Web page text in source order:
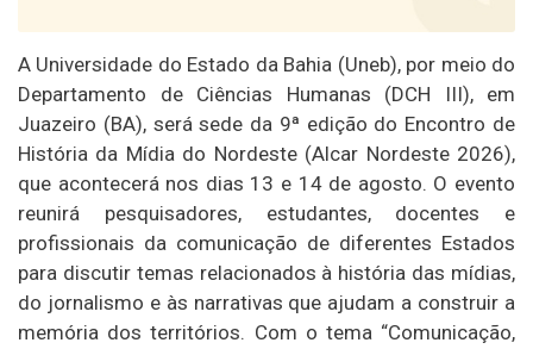
A Universidade do Estado da Bahia (Uneb), por meio do
Departamento de Ciências Humanas (DCH III), em
Juazeiro (BA), será sede da 9ª edição do Encontro de
História da Mídia do Nordeste (Alcar Nordeste 2026),
que acontecerá nos dias 13 e 14 de agosto. O evento
reunirá pesquisadores, estudantes, docentes e
profissionais da comunicação de diferentes Estados
para discutir temas relacionados à história das mídias,
do jornalismo e às narrativas que ajudam a construir a
memória dos territórios. Com o tema “Comunicação,